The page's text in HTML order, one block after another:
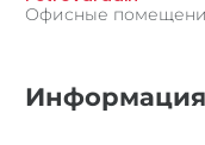
Офисные